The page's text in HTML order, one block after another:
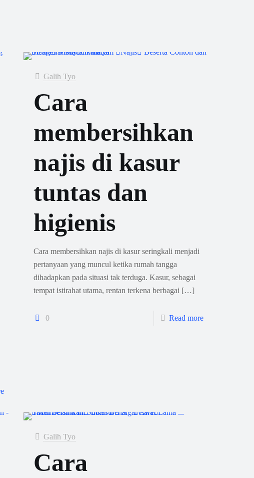
Galih Tyo
Cara
membersihkan
najis di kasur
tuntas dan
higienis
Cara membersihkan najis di kasur seringkali menjadi
pertanyaan yang muncul ketika rumah tangga
dihadapkan pada situasi tak terduga. Kasur, sebagai
tempat istirahat utama, rentan terkena berbagai […]
0 Read more
Galih Tyo
Cara